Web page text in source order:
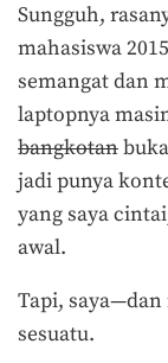
Sungguh,
mahasiswa
semangat dan
laptopnya
bangkotan
jadi punya
yang saya
awal.
Tapi,
sesuatu.